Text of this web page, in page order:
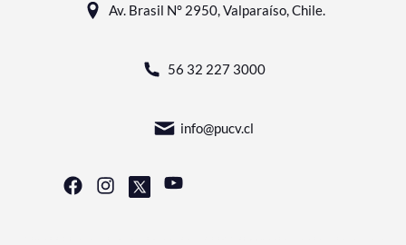
Av. Brasil N° 2950, Valparaíso, Chile.
56 32 227 3000
info@pucv.cl